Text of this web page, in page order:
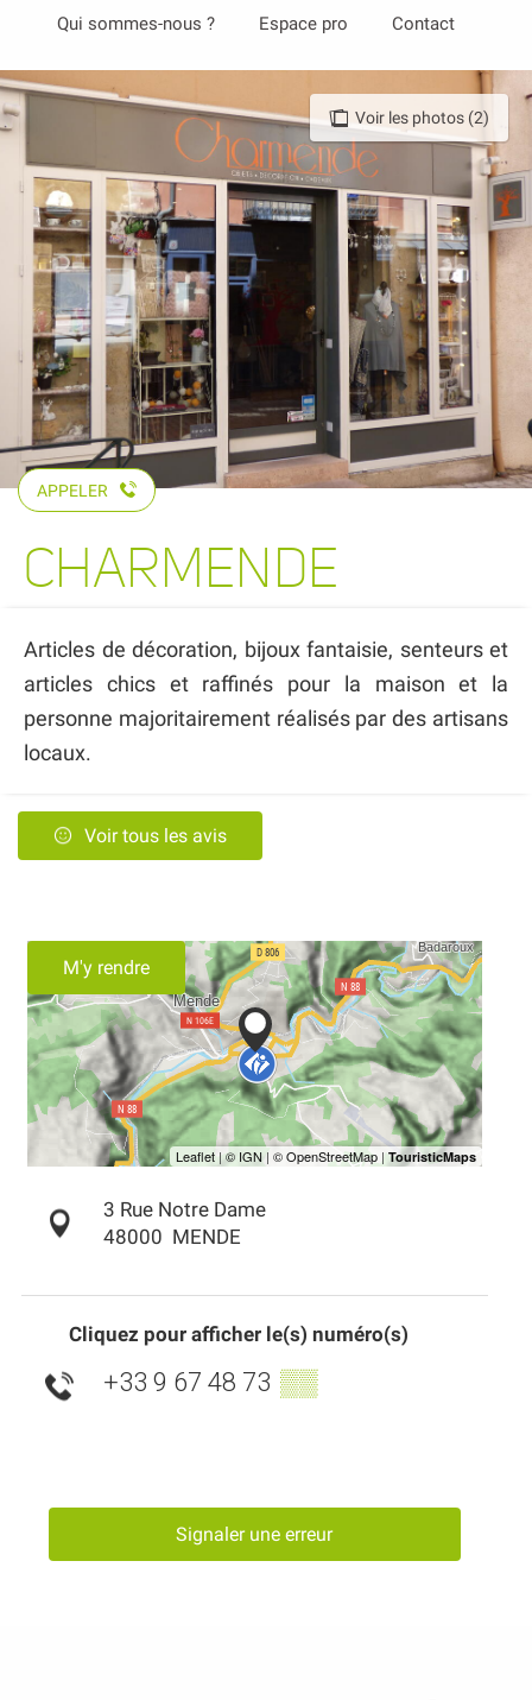
contenu
principal
Qui sommes-nous ? Espace pro Contact
Voir les photos (2)
APPELER
CHARMENDE
Articles de décoration, bijoux fantaisie, senteurs et
articles chics et raffinés pour la maison et la
personne majoritairement réalisés par des artisans
locaux.
Voir tous les avis
M'y rendre
3 Rue Notre Dame
48000 MENDE
Cliquez pour afficher le(s) numéro(s)
+33 9 67 48 73 ▒▒
Signaler une erreur